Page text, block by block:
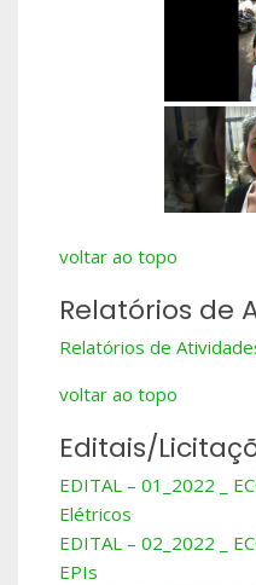
voltar ao topo
Relatórios de
Relatórios de
voltar ao topo
Editais/
EDITAL – 01_2022 _
Elétricos
EDITAL – 02_2022 _
EPIs